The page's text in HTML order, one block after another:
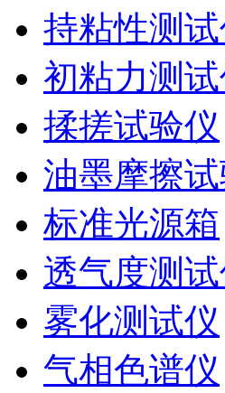
持粘性测
初粘力测
揉搓试验仪
油墨摩擦
标准光源箱
透气度测
雾化测试仪
气相色谱仪